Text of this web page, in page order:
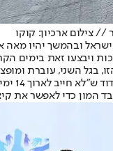
// צילום ארכיון: קוקו
ויבצעו זאת בימים
בגל השני, עוברת
המון כדי לאפשר את